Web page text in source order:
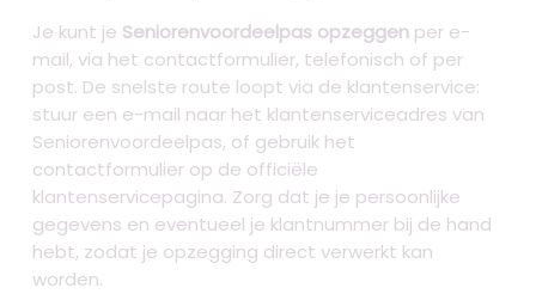
Je kunt je Seniorenvoordeelpas opzeggen per e-
mail, via het contactformulier, telefonisch of per
post. De snelste route loopt via de klantenservice:
stuur een e-mail naar het klantenserviceadres van
Seniorenvoordeelpas, of gebruik het
contactformulier op de officiële
klantenservicepagina. Zorg dat je je persoonlijke
gegevens en eventueel je klantnummer bij de hand
hebt, zodat je opzegging direct verwerkt kan
worden.